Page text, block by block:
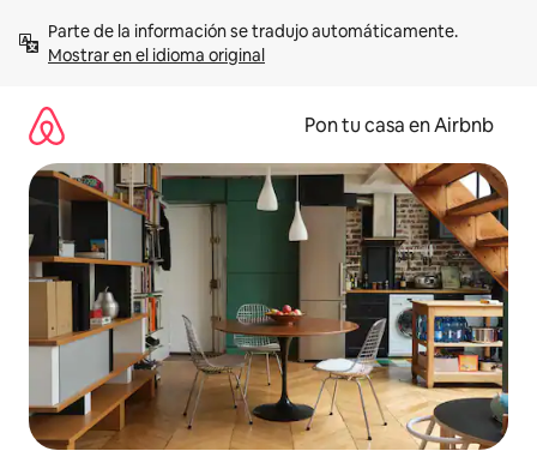
contenidoMostrar en el idioma original
Pon tu casa en Airbnb